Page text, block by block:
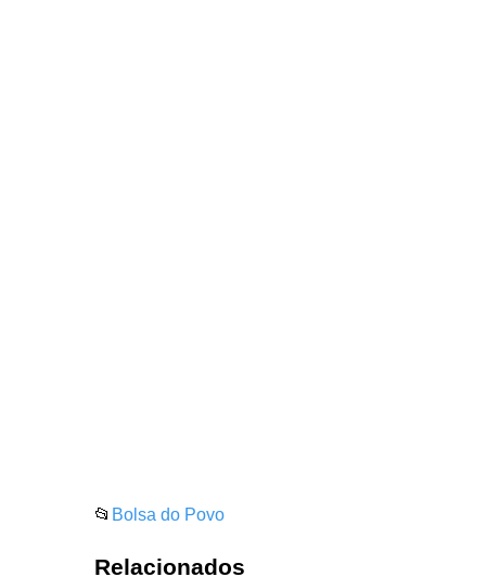
📂 Bolsa do Povo
Relacionados